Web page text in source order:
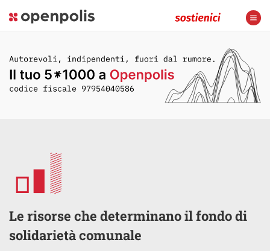
Le risorse che determinano il fondo di
solidarietà comunale